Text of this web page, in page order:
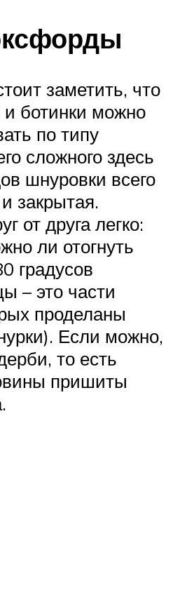
заметить, что
ботинки можно
по типу
сложного здесь
шнуровки всего
закрытая.
от друга легко:
ли отогнуть
градусов
– это части
проделаны
Если можно,
то есть
пришиты